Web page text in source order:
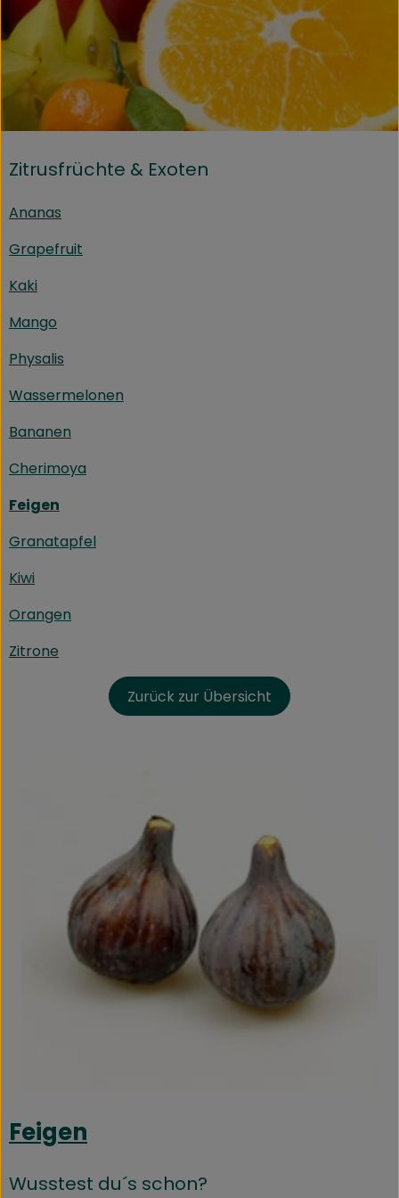
Kühltheke
Speisekammer
Bäckerei
Getränke
Drogerie
Biokiste
Biomarkt Waldkirch
Über brokkolise
Wissenswertes
Zitrusfrüchte & Exoten
Ananas
Grapefruit
Kaki
Mango
Physalis
Wassermelonen
Bananen
Cherimoya
Feigen
Granatapfel
Kiwi
Orangen
Zitrone
Zurück zur Übersicht
Feigen
Wusstest du´s schon?